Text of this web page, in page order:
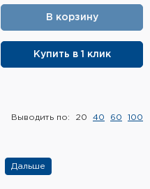
В корзину
Купить в 1 клик
Выводить по: 20 40 60 100
Дальше